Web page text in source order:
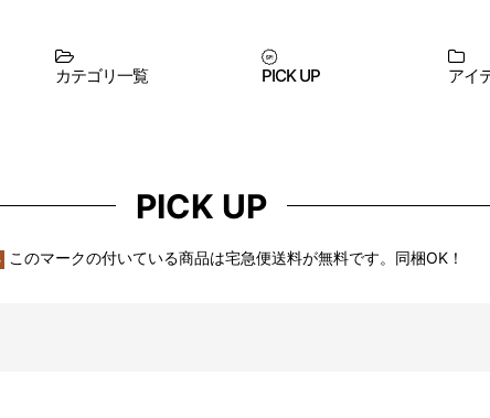
カテゴリ一覧 PICK UP アイ
PICK UP
このマークの付いている商品は宅急便送料が無料です。同梱OK！